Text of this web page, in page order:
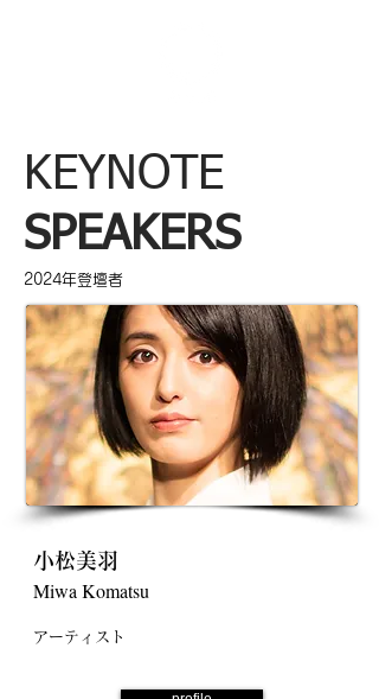
KEYNOTE
SPEAKERS
2024年登壇者
小松美羽
Miwa Komatsu
アーティスト